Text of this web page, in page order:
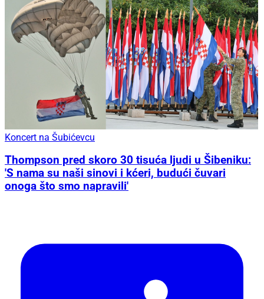
Koncert na Šubićevcu
Thompson pred skoro 30 tisuća ljudi u Šibeniku:
'S nama su naši sinovi i kćeri, budući čuvari
onoga što smo napravili'